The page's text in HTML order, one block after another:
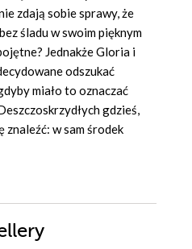
zdają sobie sprawy, że
śladu w swoim pięknym
Jednakże Gloria i
odszukać
miało to oznaczać
gdzieś,
znaleźć: w sam środek